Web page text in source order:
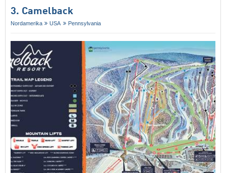
3. Camelback
Nordamerika USA Pennsylvania